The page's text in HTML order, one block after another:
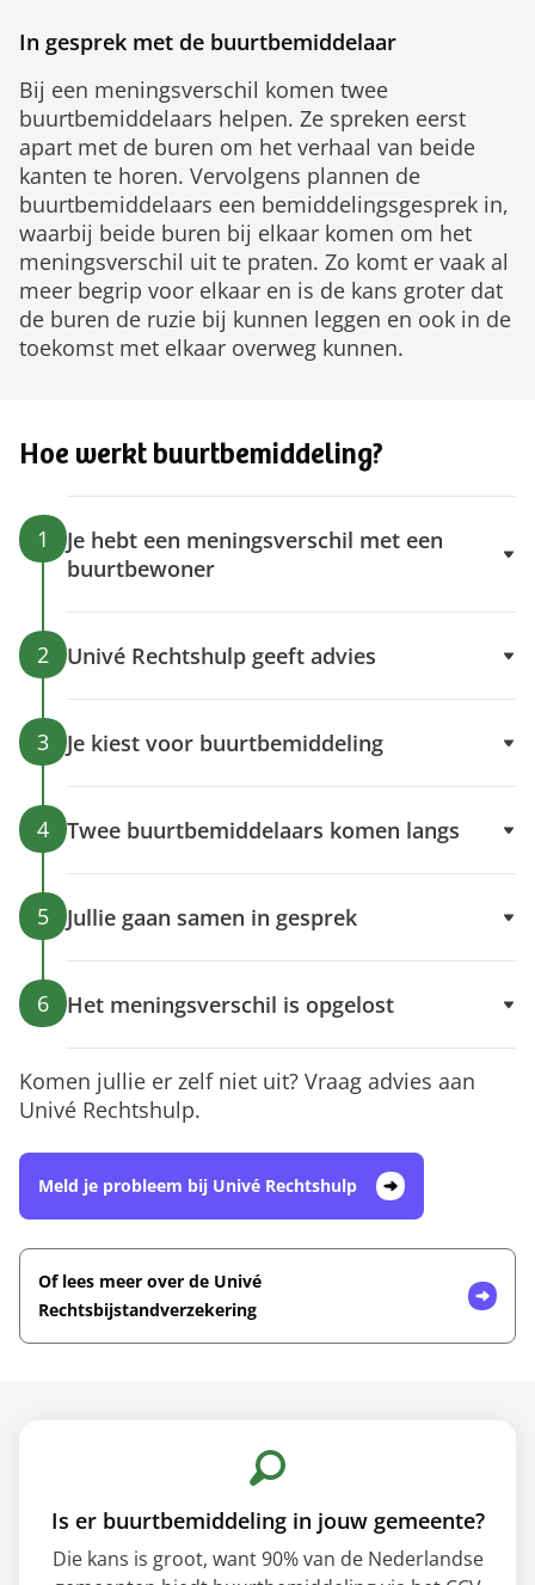
In gesprek met de buurtbemiddelaar
Bij een meningsverschil komen twee
buurtbemiddelaars helpen. Ze spreken eerst
apart met de buren om het verhaal van beide
kanten te horen. Vervolgens plannen de
buurtbemiddelaars een bemiddelingsgesprek in,
waarbij beide buren bij elkaar komen om het
meningsverschil uit te praten. Zo komt er vaak al
meer begrip voor elkaar en is de kans groter dat
de buren de ruzie bij kunnen leggen en ook in de
toekomst met elkaar overweg kunnen.
Hoe werkt buurtbemiddeling?
1
Je hebt een meningsverschil met een
buurtbewoner
2 Univé Rechtshulp geeft advies
3 Je kiest voor buurtbemiddeling
4 Twee buurtbemiddelaars komen langs
5 Jullie gaan samen in gesprek
6 Het meningsverschil is opgelost
Komen jullie er zelf niet uit? Vraag advies aan
Univé Rechtshulp.
Meld je probleem bij Univé Rechtshulp
Of lees meer over de Univé
Rechtsbijstandverzekering
Is er buurtbemiddeling in jouw gemeente?
Die kans is groot, want 90% van de Nederlandse